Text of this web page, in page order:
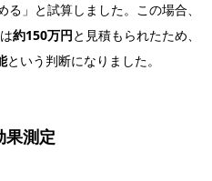
る」と試算しました。この場合、
約150万円と見積もられたため、
という判断になりました。
果測定